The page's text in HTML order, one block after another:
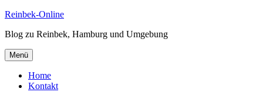
Zum
springen
Reinbek-Online
Blog zu Reinbek, Hamburg und Umgebung
Menü
Home
Kontakt